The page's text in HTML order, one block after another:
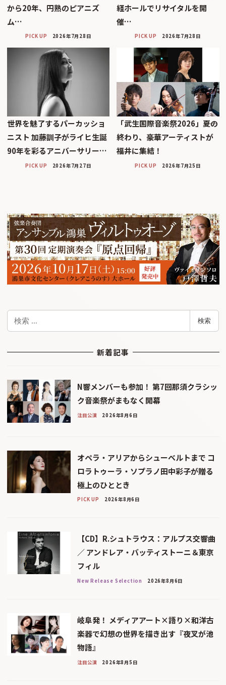
から20年、円熟のピアニズ
ム…
PICK UP 2026年7月28日
経ホールでリサイタルを開
催…
PICK UP 2026年7月28日
世界を魅了するパーカッショ
ニスト 加藤訓子がライヒ生誕
90年を彩るアニバーサリー…
PICK UP 2026年7月27日
「武生国際音楽祭2026」――夏の
終わり、豪華アーティストが
福井に集結！
PICK UP 2026年7月25日
検索
新着記事
N響メンバーも参加！ 第7回那須クラシッ
ク音楽祭がまもなく開幕
注目公演 2026年8月6日
オペラ・アリアからシューベルトまで コ
ロラトゥーラ・ソプラノ田中彩子が贈る
極上のひととき
PICK UP 2026年8月6日
【CD】R.シュトラウス：アルプス交響曲
／ アンドレア・バッティストーニ＆東京
フィル
New Release Selection 2026年8月6日
岐阜発！ メディアアート×語り×和洋古
楽器で幻想の世界を描き出す『夜叉が池
物語』
注目公演 2026年8月5日